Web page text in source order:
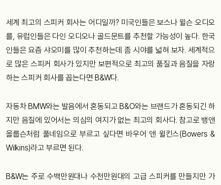
세계 최고의 스피커 회사는 어디일까? 미국인들은 보스나 윌슨 오디오
를, 유럽인들은 다인 오디오나 골드문트를 추천할 가능성이 높다. 한국
인들은 요즘 샤오미를 많이 추천하는데 좀 시야를 넓혀 보자. 세계적으
로 많은 스피커 회사가 있지만 보편적으로 최고의 품질과 음질을 자랑
하는 스피커 회사를 꼽는다면 B&W다.
자동차 BMW와는 발음에서 혼동되고 B&O와는 브랜드가 혼동되긴 하
지만 음질에 있어서는 의심의 여지가 없는 최고의 회사다. 참고로 뱅앤
올룹슨처럼 풀네임으로 부르고 싶다면 바우어 앤 윌킨스(Bowers &
Wilkins)라고 부르면 된다.
B&W는 주로 수백만원대나 수천만원대의 고급 스피커를 만들지만 가